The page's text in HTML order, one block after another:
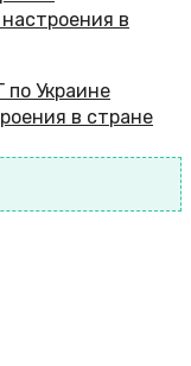
по Украине
в стране